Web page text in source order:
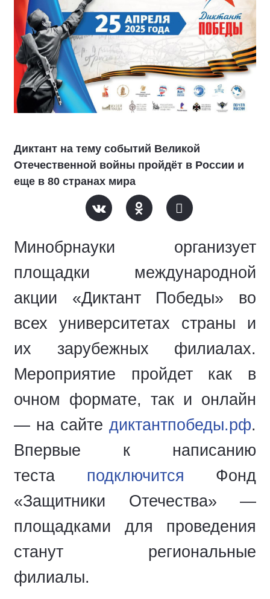
Диктант на тему событий Великой
Отечественной войны пройдёт в России и
еще в 80 странах мира
Минобрнауки организует
площадки международной
акции «Диктант Победы» во
всех университетах страны и
их зарубежных филиалах.
Мероприятие пройдет как в
очном формате, так и онлайн
— на сайте диктантпобеды.рф.
Впервые к написанию
теста подключится Фонд
«Защитники Отечества» —
площадками для проведения
станут региональные
филиалы.